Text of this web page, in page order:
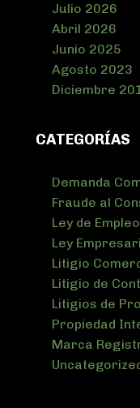
Julio 2026
Abril 2026
Junio 2025
Agosto 2023
Diciembre
CATEGORÍAS
Demanda
Fraude al
Ley de Empleo
Ley
Litigio
Litigio de
Litigios de
Propiedad
Marca